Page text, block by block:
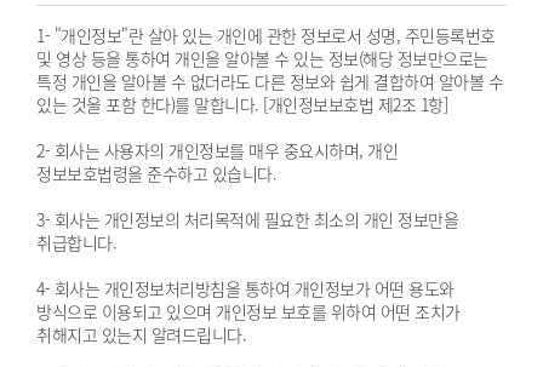
1- "개인정보"란 살아 있는 개인에 관한 정보로서 성명, 주민등록번호
및 영상 등을 통하여 개인을 알아볼 수 있는 정보(해당 정보만으로는
특정 개인을 알아볼 수 없더라도 다른 정보와 쉽게 결합하여 알아볼 수
있는 것을 포함 한다)를 말합니다. [개인정보보호법 제2조 1항]
2- 회사는 사용자의 개인정보를 매우 중요시하며, 개인
정보보호법령을 준수하고 있습니다.
3- 회사는 개인정보의 처리목적에 필요한 최소의 개인 정보만을
취급합니다.
4- 회사는 개인정보처리방침을 통하여 개인정보가 어떤 용도와
방식으로 이용되고 있으며 개인정보 보호를 위하여 어떤 조치가
취해지고 있는지 알려드립니다.